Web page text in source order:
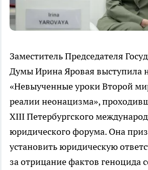
Заместитель Председателя
Думы Ирина Яровая выступила
«Невыученные уроки Второй
реалии неонацизма»,
XIII Петербургского
юридического форума. Она
установить юридическую
за отрицание фактов геноцида